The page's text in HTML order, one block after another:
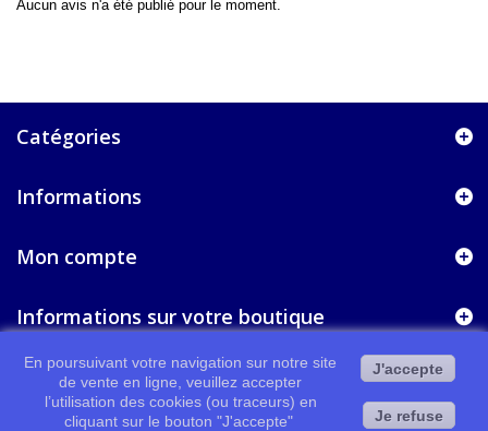
Aucun avis n'a été publié pour le moment.
Catégories
Informations
Mon compte
Informations sur votre boutique
En poursuivant votre navigation sur notre site
de vente en ligne, veuillez accepter
l’utilisation des cookies (ou traceurs) en
cliquant sur le bouton "J'accepte"
J'accepte
Je refuse